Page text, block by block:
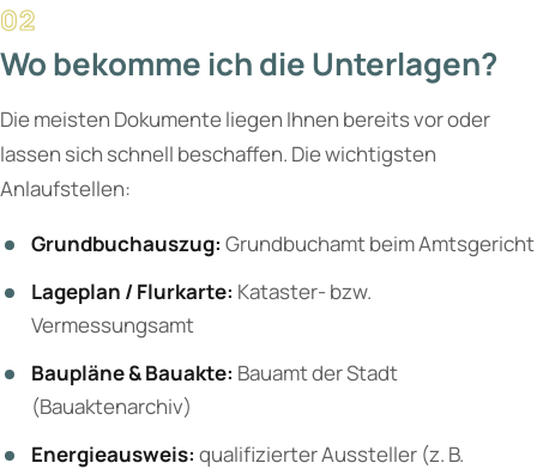
Wo bekomme ich die Unterlagen?
Die meisten Dokumente liegen Ihnen bereits vor oder
lassen sich schnell beschaffen. Die wichtigsten
Anlaufstellen:
Grundbuchauszug: Grundbuchamt beim Amtsgericht
Lageplan / Flurkarte: Kataster- bzw.
Vermessungsamt
Baupläne & Bauakte: Bauamt der Stadt
(Bauaktenarchiv)
Energieausweis: qualifizierter Aussteller (z. B.